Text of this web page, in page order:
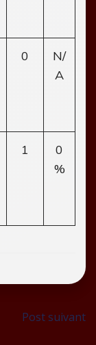
0
N/
A
1
0
%
Post suivant